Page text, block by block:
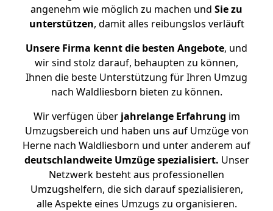
angenehm wie möglich zu machen und Sie zu
unterstützen, damit alles reibungslos verläuft
Unsere Firma kennt die besten Angebote, und
wir sind stolz darauf, behaupten zu können,
Ihnen die beste Unterstützung für Ihren Umzug
nach Waldliesborn bieten zu können.
Wir verfügen überjahrelange Erfahrung im
Umzugsbereich und haben uns auf Umzüge von
Herne nach Waldliesborn und unter anderem auf
deutschlandweite Umzüge spezialisiert. Unser
Netzwerk besteht aus professionellen
Umzugshelfern, die sich darauf spezialisieren,
alle Aspekte eines Umzugs zu organisieren.